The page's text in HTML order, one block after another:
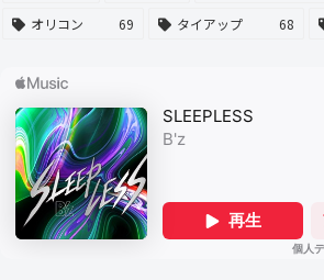
オリコン
69 タイアップ 68